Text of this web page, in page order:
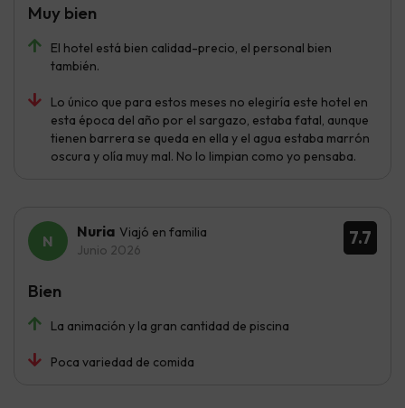
El hotel está bien calidad-precio, el personal bien
también.
Lo único que para estos meses no elegiría este hotel en
esta época del año por el sargazo, estaba fatal, aunque
tienen barrera se queda en ella y el agua estaba marrón
oscura y olía muy mal. No lo limpian como yo pensaba.
Muy bien
7.7
Nuria Viajó en familia
Junio 2026
La animación y la gran cantidad de piscina
Poca variedad de comida
Bien